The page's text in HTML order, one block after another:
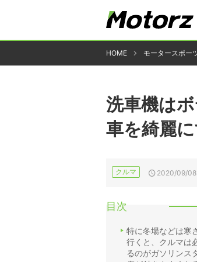
HOME モータースポー
洗車機は
車を綺麗
クルマ 2020/09/08
目次
特に冬場などは寒
行くと、クルマは
るのがガソリンス